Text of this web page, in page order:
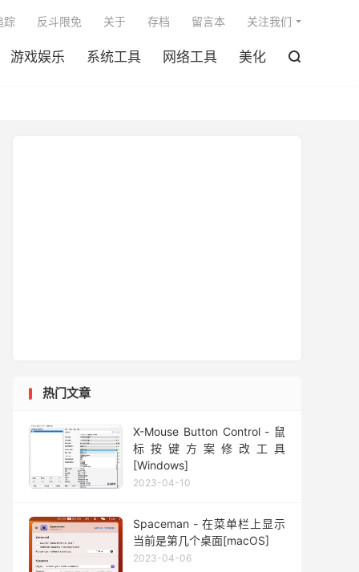
游戏娱乐 系统工具 网络工具 美化 
踪 反斗限免 关于 存档 留言本 关注我们
热门文章
X-Mouse Button Control - 鼠
标按键方案修改工具
[Windows]
2023-04-10
Spaceman - 在菜单栏上显示
当前是第几个桌面[macOS]
2023-04-06